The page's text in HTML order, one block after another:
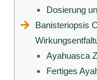
Dosierung
Banisteriopsis
Ayahuasca
Fertiges